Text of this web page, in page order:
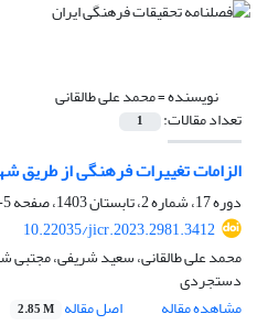
نویسنده =محمد علی طالقانی
تعداد مقالات: 1
الزامات تغییرات فرهنگی از
دوره 17، شماره 2، تابستان 1403، صفحه
5-30
10.22035/jicr.2023.2981.3412
محمد علی طالقانی، سعید شریفی، مجتبی
دستجردی
مشاهده مقاله
اصل مقاله 2.85 M